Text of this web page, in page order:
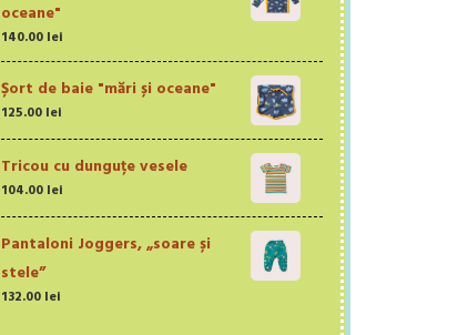
oceane"
140.00 lei
Șort de baie "mări și oceane"
125.00 lei
Tricou cu dunguțe vesele
104.00 lei
Pantaloni Joggers, „soare și
stele”
132.00 lei